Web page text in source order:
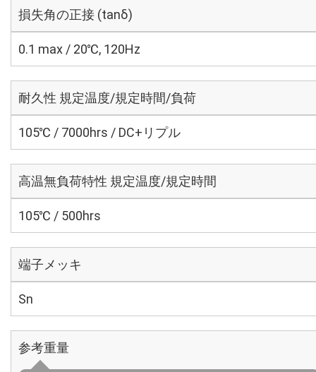
損失角の正接 (tanδ)
0.1 max / 20℃, 120Hz
耐久性 規定温度/規定時間/負荷
105℃ / 7000hrs / DC+リプル
高温無負荷特性 規定温度/規定時間
105℃ / 500hrs
端子メッキ
Sn
参考重量